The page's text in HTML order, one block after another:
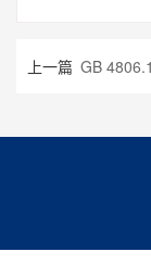
上一篇